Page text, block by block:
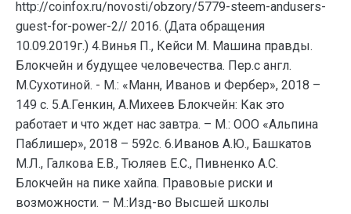
http://coinfox.ru/novosti/obzory/5779-steem-andusers-
guest-for-power-2// 2016. (Дата обращения
10.09.2019г.) 4.Винья П., Кейси М. Машина правды.
Блокчейн и будущее человечества. Пер.с англ.
М.Сухотиной. - М.: «Манн, Иванов и Фербер», 2018 –
149 с. 5.А.Генкин, А.Михеев Блокчейн: Как это
работает и что ждет нас завтра. – М.: ООО «Альпина
Паблишер», 2018 – 592с. 6.Иванов А.Ю., Башкатов
М.Л., Галкова Е.В., Тюляев Е.С., Пивненко А.С.
Блокчейн на пике хайпа. Правовые риски и
возможности. – М.:Изд-во Высшей школы